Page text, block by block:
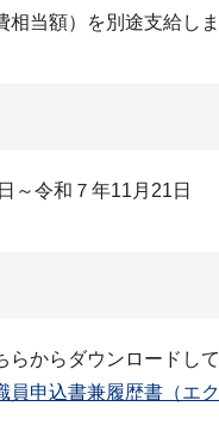
当額）を別途支給しま
～令和７年11月21日
らからダウンロードして
員申込書兼履歴書（エ